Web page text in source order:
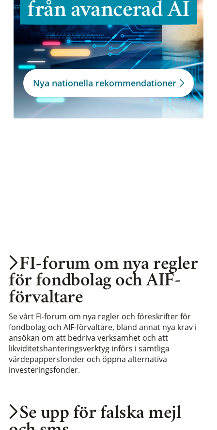
från avancerad AI
Nya nationella rekommendationer
Se upp för falska mejl
FI-forum om nya regler
för fondbolag och AIF-
förvaltare
Se vårt FI-forum om nya regler och föreskrifter för
fondbolag och AIF-förvaltare, bland annat nya krav i
ansökan om att bedriva verksamhet och att
likviditetshanteringsverktyg införs i samtliga
värdepappersfonder och öppna alternativa
investeringsfonder.